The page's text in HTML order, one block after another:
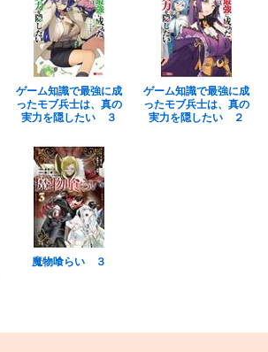
ゲーム知識で最強に成
ったモブ兵士は、真の
実力を隠したい ３
ゲーム知識で最強に成
ったモブ兵士は、真の
実力を隠したい ２
魔物喰らい ３